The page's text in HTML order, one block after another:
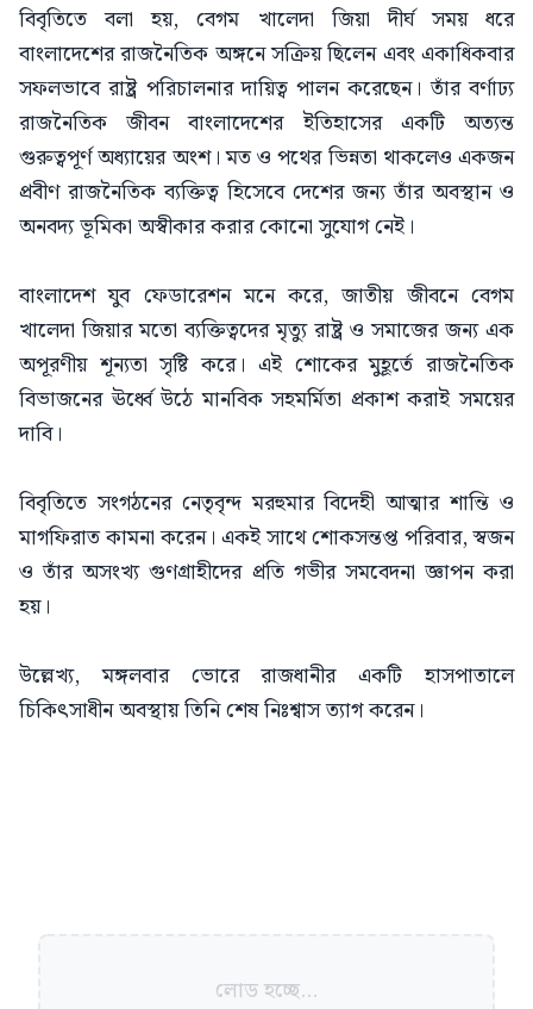
বিবৃতিতে বলা হয়, বেগম খালেদা জিয়া দীর্ঘ সময় ধরে
বাংলাদেশের রাজনৈতিক অঙ্গনে সক্রিয় ছিলেন এবং একাধিকবার
সফলভাবে রাষ্ট্র পরিচালনার দায়িত্ব পালন করেছেন। তাঁর বর্ণাঢ্য
রাজনৈতিক জীবন বাংলাদেশের ইতিহাসের একটি অত্যন্ত
গুরুত্বপূর্ণ অধ্যায়ের অংশ। মত ও পথের ভিন্নতা থাকলেও একজন
প্রবীণ রাজনৈতিক ব্যক্তিত্ব হিসেবে দেশের জন্য তাঁর অবস্থান ও
অনবদ্য ভূমিকা অস্বীকার করার কোনো সুযোগ নেই।
বাংলাদেশ যুব ফেডারেশন মনে করে, জাতীয় জীবনে বেগম
খালেদা জিয়ার মতো ব্যক্তিত্বদের মৃত্যু রাষ্ট্র ও সমাজের জন্য এক
অপূরণীয় শূন্যতা সৃষ্টি করে। এই শোকের মুহূর্তে রাজনৈতিক
বিভাজনের ঊর্ধ্বে উঠে মানবিক সহমর্মিতা প্রকাশ করাই সময়ের
দাবি।
বিবৃতিতে সংগঠনের নেতৃবৃন্দ মরহুমার বিদেহী আত্মার শান্তি ও
মাগফিরাত কামনা করেন। একই সাথে শোকসন্তপ্ত পরিবার, স্বজন
ও তাঁর অসংখ্য গুণগ্রাহীদের প্রতি গভীর সমবেদনা জ্ঞাপন করা
হয়।
উল্লেখ্য, মঙ্গলবার ভোরে রাজধানীর একটি হাসপাতালে
চিকিৎসাধীন অবস্থায় তিনি শেষ নিঃশ্বাস ত্যাগ করেন।
লোড হচ্ছে...